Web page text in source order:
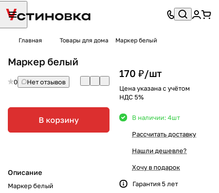
Главная Товары для дома Маркер белый
Маркер белый
0 Нет отзывов
В корзину
Описание
Маркер белый
170 ₽/шт
Цена указана с учётом
НДС 5%
В наличии: 4шт
Рассчитать доставку
Нашли дешевле?
Хочу в подарок
Гарантия 5 лет